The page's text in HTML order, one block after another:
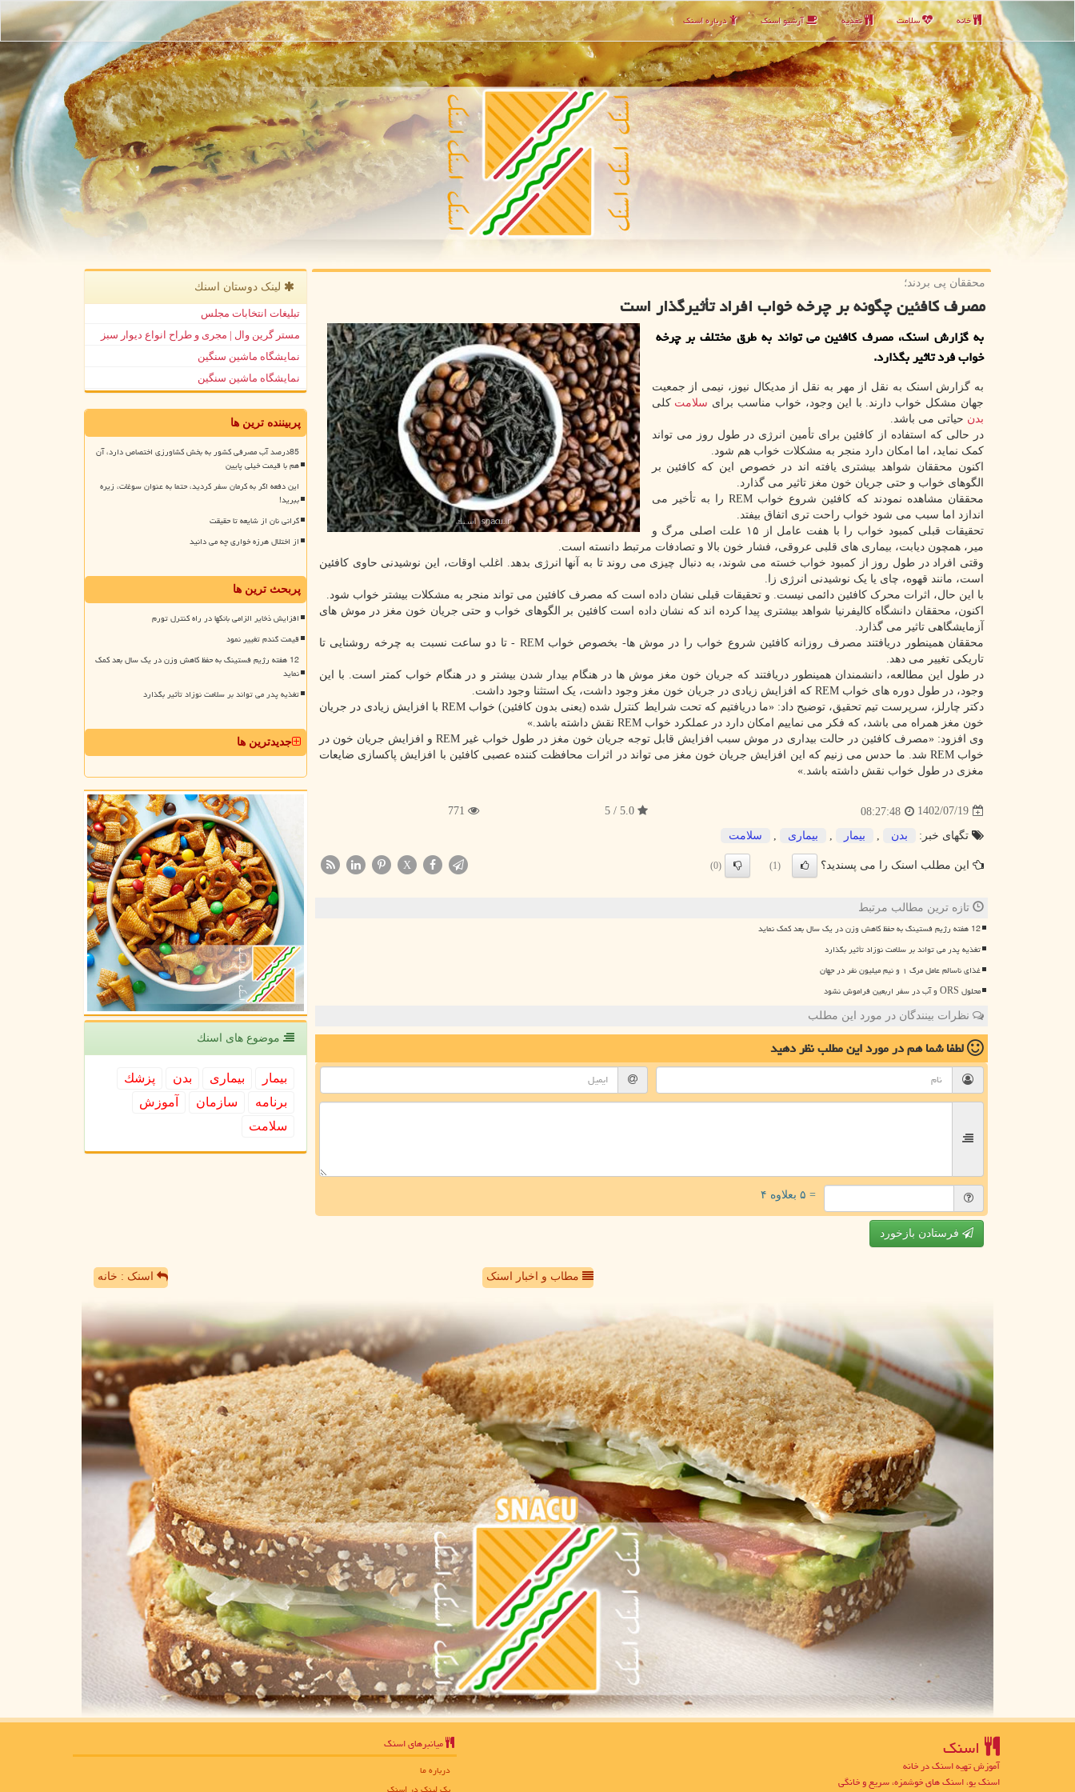
خانه سلامت تغذیه آرشیو اسنك درباره اسنك
محققان پی بردند؛
مصرف کافئین چگونه بر چرخه خواب افراد تأثیرگذار است
به گزارش اسنک، مصرف کافئین می تواند به طرق مختلف بر چرخه
خواب فرد تاثیر بگذارد.
به گزارش اسنک به نقل از مهر به نقل از مدیکال نیوز، نیمی از جمعیت
جهان مشکل خواب دارند. با این وجود، خواب مناسب برای سلامت کلی
بدن حیاتی می باشد.
در حالی که استفاده از کافئین برای تأمین انرژی در طول روز می تواند
کمک نماید، اما امکان دارد منجر به مشکلات خواب هم شود.
اکنون محققان شواهد بیشتری یافته اند در خصوص این که کافئین بر
الگوهای خواب و حتی جریان خون مغز تاثیر می گذارد.
محققان مشاهده نمودند که کافئین شروع خواب REM را به تأخیر می
اندازد اما سبب می شود خواب راحت تری اتفاق بیفتد.
تحقیقات قبلی کمبود خواب را با هفت عامل از ۱۵ علت اصلی مرگ و
میر، همچون دیابت، بیماری های قلبی عروقی، فشار خون بالا و تصادفات مرتبط دانسته است.
وقتی افراد در طول روز از کمبود خواب خسته می شوند، به دنبال چیزی می روند تا به آنها انرژی بدهد. اغلب اوقات، این نوشیدنی حاوی کافئین
است، مانند قهوه، چای یا یک نوشیدنی انرژی زا.
با این حال، اثرات محرک کافئین دائمی نیست. و تحقیقات قبلی نشان داده است که مصرف کافئین می تواند منجر به مشکلات بیشتر خواب شود.
اکنون، محققان دانشگاه کالیفرنیا شواهد بیشتری پیدا کرده اند که نشان داده است کافئین بر الگوهای خواب و حتی جریان خون مغز در موش های
آزمایشگاهی تاثیر می گذارد.
محققان همینطور دریافتند مصرف روزانه کافئین شروع خواب را در موش ها- بخصوص خواب REM - تا دو ساعت نسبت به چرخه روشنایی تا
تاریکی تغییر می دهد.
در طول این مطالعه، دانشمندان همینطور دریافتند که جریان خون مغز موش ها در هنگام بیدار شدن بیشتر و در هنگام خواب کمتر است. با این
وجود، در طول دوره های خواب REM که افزایش زیادی در جریان خون مغز وجود داشت، یک استثنا وجود داشت.
دکتر چارلز، سرپرست تیم تحقیق، توضیح داد: «ما دریافتیم که تحت شرایط کنترل شده (یعنی بدون کافئین) خواب REM با افزایش زیادی در جریان
خون مغز همراه می باشد، که فکر می نماییم امکان دارد در عملکرد خواب REM نقش داشته باشد.»
وی افزود: «مصرف کافئین در حالت بیداری در موش سبب افزایش قابل توجه جریان خون مغز در طول خواب غیر REM و افزایش جریان خون در
خواب REM شد. ما حدس می زنیم که این افزایش جریان خون مغز می تواند در اثرات محافظت کننده عصبی کافئین با افزایش پاکسازی ضایعات
مغزی در طول خواب نقش داشته باشد.»
1402/07/19
08:27:48
5.0 / 5
771
تگهای خبر: بدن بیمار بیماری سلامت
این مطلب اسنک را می پسندید؟ (1)
(0)
X
تازه ترین مطالب مرتبط
12 هفته رژیم فستینگ به حفظ کاهش وزن در یک سال بعد کمک نماید
تغذیه پدر می تواند بر سلامت نوزاد تأثیر بگذارد
غذای ناسالم عامل مرگ ۱ و نیم میلیون نفر در جهان
محلول ORS و آب در سفر اربعین فراموش نشود
نظرات بینندگان در مورد این مطلب
لطفا شما همدر مورد این مطلبنظر دهید
= ۵ بعلاوه ۴
فرستادن بازخورد
لینک دوستان اسنك
تبلیغات انتخابات مجلس
مستر گرین وال | مجری و طراح انواع دیوار سبز
نمایشگاه ماشین سنگین
نمایشگاه ماشین سنگین
پربیننده ترین ها
85درصد آب مصرفی کشور به بخش کشاورزی اختصاص دارد، آن
هم با قیمت خیلی پایین
این دفعه اگر به کرمان سفر کردید، حتما به عنوان سوغات، زیره
ببرید!
گرانی نان از شایعه تا حقیقت
از اختلال هرزه خواری چه می دانید
پربحث ترین ها
افزایش ذخایر الزامی بانکها در راه کنترل تورم
قیمت گندم تغییر نمود
12 هفته رژیم فستینگ به حفظ کاهش وزن در یک سال بعد کمک
نماید
تغذیه پدر می تواند بر سلامت نوزاد تأثیر بگذارد
جدیدترین ها
موضوع های اسنك
بیمار بیماری بدن
پزشك
برنامه
سازمان
آموزش
سلامت
مطاب و اخبار اسنک اسنک : خانه
اسنك
آموزش تهیه اسنک در خانه
اسنک یو، اسنک های خوشمزه، سریع و خانگی
میانبرهای اسنك
درباره ما